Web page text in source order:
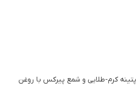
کرم-طلایی و شمع پیرکس با روغن